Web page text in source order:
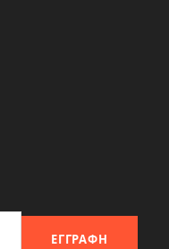
ΕΓΓΡΑΦΉ